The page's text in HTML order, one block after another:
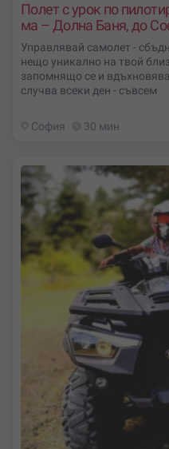
Полет с урок по
ма – Долна Баня, до
Управлявай самолет -
нещо уникално на твой
запомнящо се и
случва всеки ден - съвсем
София 30 мин